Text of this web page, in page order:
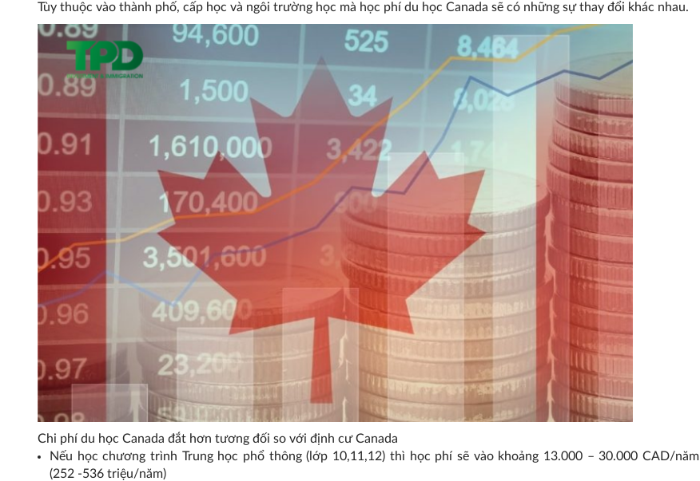
Tùy thuộc vào thành phố, cấp học và ngôi trường học mà học phí du học Canada sẽ có những sự thay đổi khác nhau.
Chi phí du học Canada đắt hơn tương đối so với định cư Canada
Nếu học chương trình Trung học phổ thông (lớp 10,11,12) thì học phí sẽ vào khoảng 13.000 – 30.000 CAD/năm
(252 -536 triệu/năm)